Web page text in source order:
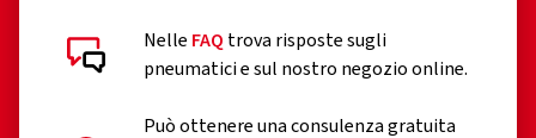
Recensioni dei clienti in dettaglio
Nelle FAQ trova risposte sugli
pneumatici e sul nostro negozio online.
Può ottenere una consulenza gratuita